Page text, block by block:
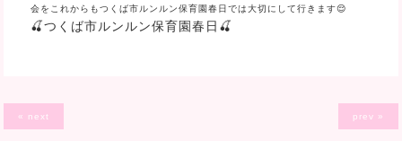
会をこれからもつくば市ルンルン保育園春日では大切にして行きます😌
🍒つくば市ルンルン保育園春日🍒
« next prev »